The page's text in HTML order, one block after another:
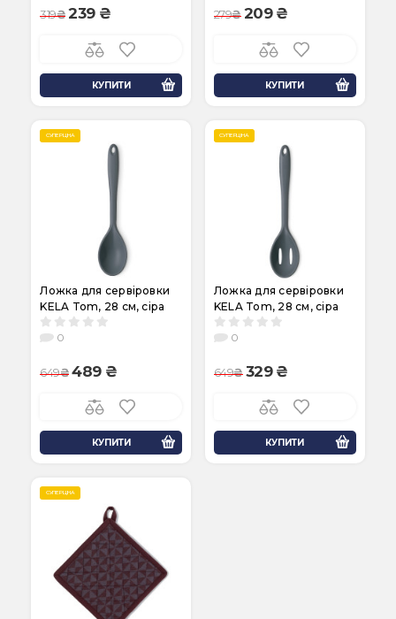
319 239
КУПИТИ
279 209
КУПИТИ
СУПЕРЦІНА
Ложка для сервіровки
KELA Tom, 28 см, сіра
(12583)
0
649 489
КУПИТИ
СУПЕРЦІНА
Ложка для сервіровки
KELA Tom, 28 см, сіра
(12584)
0
649 329
КУПИТИ
СУПЕРЦІНА